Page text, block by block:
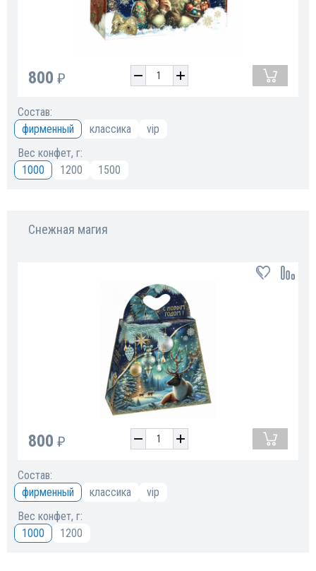
800 ₽
Состав:
фирменный
классика
vip
Вес конфет, г:
1000
1200 1500
Снежная магия
800 ₽
Состав:
фирменный
классика
vip
Вес конфет, г:
1000
1200